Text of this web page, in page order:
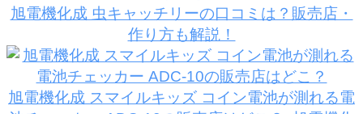
旭電機化成 虫キャッチリーの口コミは？販売店・
作り方も解説！
旭電機化成 スマイルキッズ コイン電池が測れる電